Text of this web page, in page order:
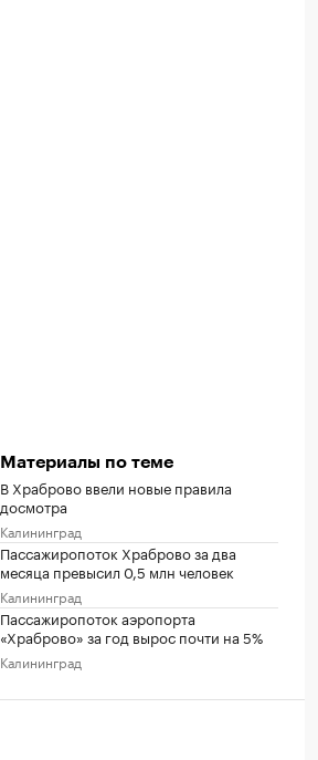
Материалы по теме
В Храброво ввели новые правила
досмотра
Калининград
Пассажиропоток Храброво за два
месяца превысил 0,5 млн человек
Калининград
Пассажиропоток аэропорта
«Храброво» за год вырос почти на 5%
Калининград